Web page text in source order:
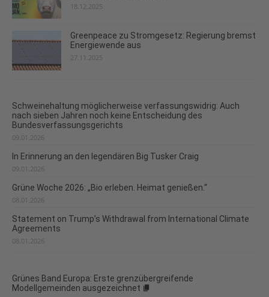
18.12.2025
Greenpeace zu Stromgesetz: Regierung bremst
Energiewende aus
27.11.2025
Schweinehaltung möglicherweise verfassungswidrig: Auch
nach sieben Jahren noch keine Entscheidung des
Bundesverfassungsgerichts
09.01.2026
In Erinnerung an den legendären Big Tusker Craig
09.01.2026
Grüne Woche 2026: „Bio erleben. Heimat genießen.“
08.01.2026
Statement on Trump’s Withdrawal from International Climate
Agreements
08.01.2026
Grünes Band Europa: Erste grenzübergreifende
Modellgemeinden ausgezeichnet